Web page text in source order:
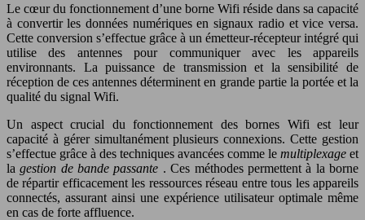
Le cœur du fonctionnement d’une borne Wifi réside dans sa capacité
à convertir les données numériques en signaux radio et vice versa.
Cette conversion s’effectue grâce à un émetteur-récepteur intégré qui
utilise des antennes pour communiquer avec les appareils
environnants. La puissance de transmission et la sensibilité de
réception de ces antennes déterminent en grande partie la portée et la
qualité du signal Wifi.
Un aspect crucial du fonctionnement des bornes Wifi est leur
capacité à gérer simultanément plusieurs connexions. Cette gestion
s’effectue grâce à des techniques avancées comme le multiplexage et
lagestion de bande passante . Ces méthodes permettent à la borne
de répartir efficacement les ressources réseau entre tous les appareils
connectés, assurant ainsi une expérience utilisateur optimale même
en cas de forte affluence.